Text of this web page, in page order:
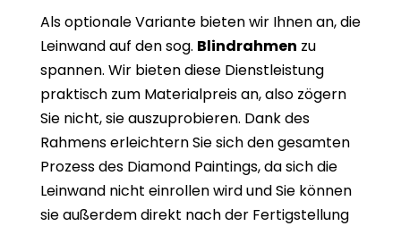
Als optionale Variante bieten wir Ihnen an, die
Leinwand auf den sog. Blindrahmen zu
spannen. Wir bieten diese Dienstleistung
praktisch zum Materialpreis an, also zögern
Sie nicht, sie auszuprobieren. Dank des
Rahmens erleichtern Sie sich den gesamten
Prozess des Diamond Paintings, da sich die
Leinwand nicht einrollen wird und Sie können
sie außerdem direkt nach der Fertigstellung